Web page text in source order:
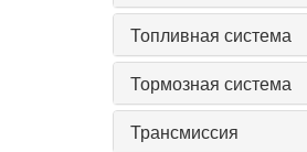
Топливная система
Тормозная система
Трансмиссия